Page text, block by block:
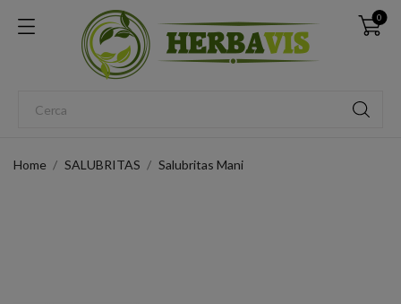
0
Home SALUBRITAS Salubritas Mani